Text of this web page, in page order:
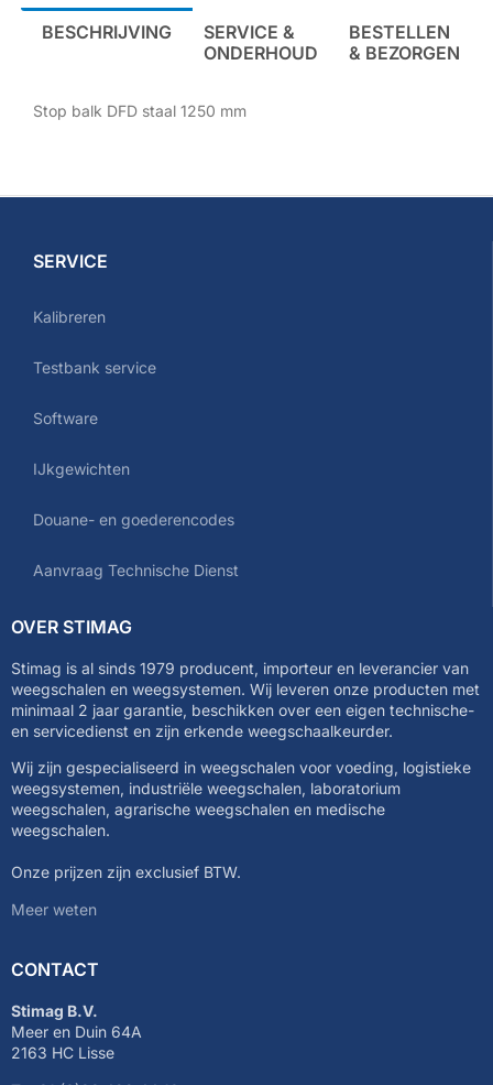
BESCHRIJVING
SERVICE &
ONDERHOUD
BESTELLEN
& BEZORGEN
Stop balk DFD staal 1250 mm
SERVICE
Kalibreren
Testbank service
Software
IJkgewichten
Douane- en goederencodes
Aanvraag Technische Dienst
OVER STIMAG
Stimag is al sinds 1979 producent, importeur en leverancier van
weegschalen en weegsystemen. Wij leveren onze producten met
minimaal 2 jaar garantie, beschikken over een eigen technische-
en servicedienst en zijn erkende weegschaalkeurder.
Wij zijn gespecialiseerd in weegschalen voor voeding, logistieke
weegsystemen, industriële weegschalen, laboratorium
weegschalen, agrarische weegschalen en medische
weegschalen.
Onze prijzen zijn exclusief BTW.
Meer weten
CONTACT
Stimag B.V.
Meer en Duin 64A
2163 HC Lisse